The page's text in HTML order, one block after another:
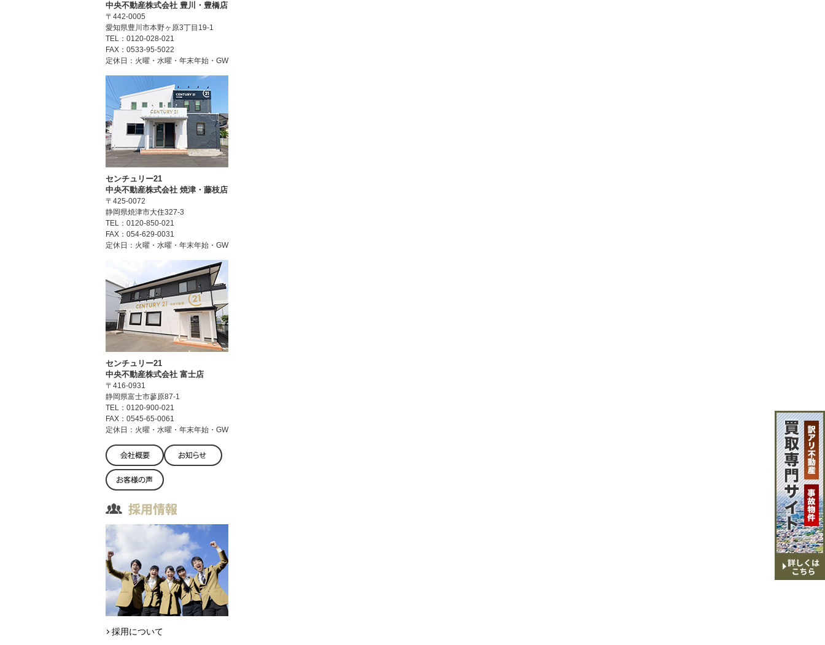
中央不動産株式会社 豊川・豊橋店
〒442-0005
愛知県豊川市本野ヶ原3丁目19-1
TEL：0120-028-021
FAX：0533-95-5022
定休日：火曜・水曜・年末年始・GW
センチュリー21
中央不動産株式会社 焼津・藤枝店
〒425-0072
静岡県焼津市大住327-3
TEL：0120-850-021
FAX：054-629-0031
定休日：火曜・水曜・年末年始・GW
センチュリー21
中央不動産株式会社 富士店
〒416-0931
静岡県富士市蓼原87-1
TEL：0120-900-021
FAX：0545-65-0061
定休日：火曜・水曜・年末年始・GW
採用について